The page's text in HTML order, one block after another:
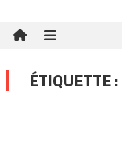
ÉTIQUETTE :